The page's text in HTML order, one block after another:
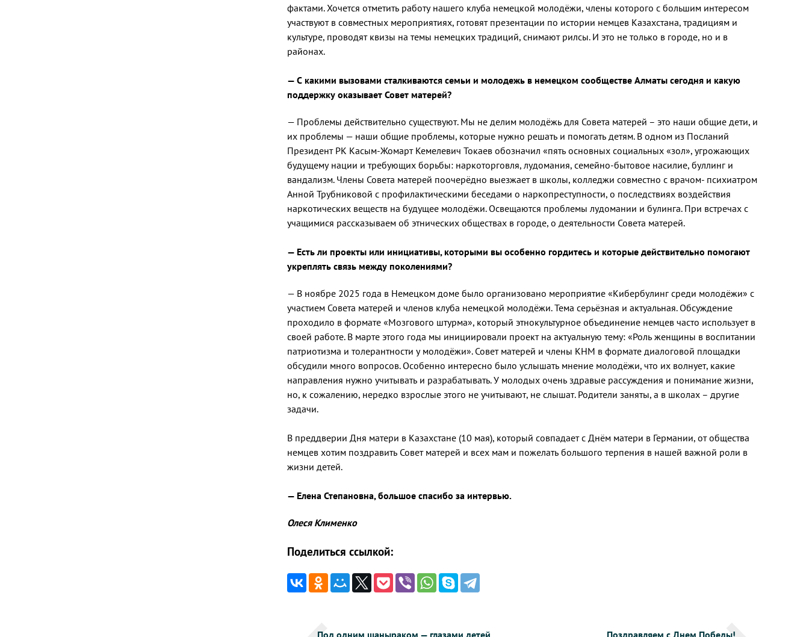
фактами. Хочется отметить работу нашего клуба немецкой молодёжи, члены которого с большим интересом
участвуют в совместных мероприятиях, готовят презентации по истории немцев Казахстана, традициям и
культуре, проводят квизы на темы немецких традиций, снимают рилсы. И это не только в городе, но и в
районах.
— С какими вызовами сталкиваются семьи и молодежь в немецком сообществе Алматы сегодня и какую
поддержку оказывает Совет матерей?
— Проблемы действительно существуют. Мы не делим молодёжь для Совета матерей – это наши общие дети, и
их проблемы — наши общие проблемы, которые нужно решать и помогать детям. В одном из Посланий
Президент РК Касым-Жомарт Кемелевич Токаев обозначил «пять основных социальных «зол», угрожающих
будущему нации и требующих борьбы: наркоторговля, лудомания, семейно-бытовое насилие, буллинг и
вандализм. Члены Совета матерей поочерёдно выезжает в школы, колледжи совместно с врачом- психиатром
Анной Трубниковой с профилактическими беседами о наркопреступности, о последствиях воздействия
наркотических веществ на будущее молодёжи. Освещаются проблемы лудомании и булинга. При встречах с
учащимися рассказываем об этнических обществах в городе, о деятельности Совета матерей.
— Есть ли проекты или инициативы, которыми вы особенно гордитесь и которые действительно помогают
укреплять связь между поколениями?
— В ноябре 2025 года в Немецком доме было организовано мероприятие «Кибербулинг среди молодёжи» с
участием Совета матерей и членов клуба немецкой молодёжи. Тема серьёзная и актуальная. Обсуждение
проходило в формате «Мозгового штурма», который этнокультурное объединение немцев часто использует в
своей работе. В марте этого года мы инициировали проект на актуальную тему: «Роль женщины в воспитании
патриотизма и толерантности у молодёжи». Совет матерей и члены КНМ в формате диалоговой площадки
обсудили много вопросов. Особенно интересно было услышать мнение молодёжи, что их волнует, какие
направления нужно учитывать и разрабатывать. У молодых очень здравые рассуждения и понимание жизни,
но, к сожалению, нередко взрослые этого не учитывают, не слышат. Родители заняты, а в школах – другие
задачи.
В преддверии Дня матери в Казахстане (10 мая), который совпадает с Днём матери в Германии, от общества
немцев хотим поздравить Совет матерей и всех мам и пожелать большого терпения в нашей важной роли в
жизни детей.
— Елена Степановна, большое спасибо за интервью.
Олеся Клименко
Поделиться ссылкой: